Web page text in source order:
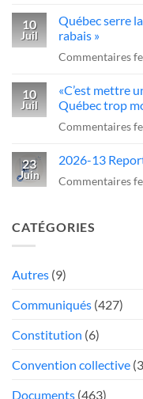
10
Juil
Québec serre
rabais »
Commentaires
10
Juil
«C’est mettre
Québec trop
Commentaires
23
Juin
2026-13
Commentaires
CATÉGORIES
Autres (9)
Communiqués (427)
Constitution (6)
Convention collective
Documents (463)